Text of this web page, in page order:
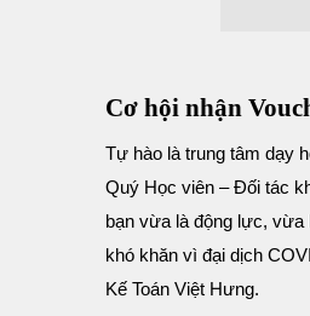
Cơ hội nhận
Tự hào là trung tâm dạy
Quý Học viên – Đối tác
bạn vừa là động lực, vừa
khó khăn vì đại dịch
Kế Toán Việt Hưng.